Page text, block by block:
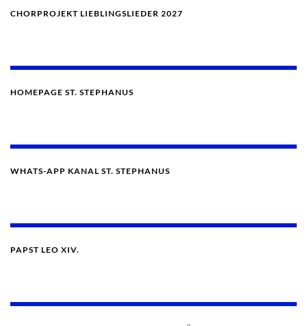
CHORPROJEKT LIEBLINGSLIEDER 2027
HOMEPAGE ST. STEPHANUS
WHATS-APP KANAL ST. STEPHANUS
PAPST LEO XIV.